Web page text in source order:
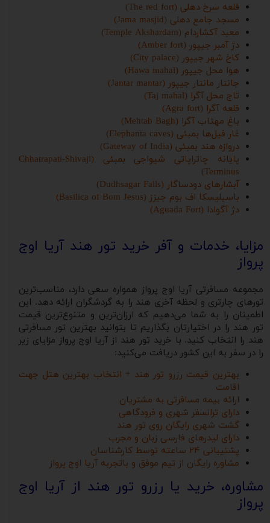
قلعه سرخ دهلی (The red fort)
مسجد جامع دهلی (Jama masjid)
معبد آکشاردام (Temple Akshardam)
دژ آمبر جیپور (Amber fort)
کاخ شهر جیپور (City palace)
‌هوا محل جیپور (Hawa mahal)
جانتار مانتار جیپور (Jantar mantar)
تاج محل آگرا (Taj mahal)
قلعه آگرا (Agra fort)
باغ مهتاب آگرا (Mehtab Bagh)
غار فیل‌ها بمبئی (Elephanta caves)
دروازه هند بمبئی (Gateway of India)
پایانه چاتراپاتی شیواجی بمبئی (Chhatrapati-Shivaji
Terminus)
آبشارهای دودساگار (Dudhsagar Falls)
باسیلیسکا اف بوم جیزز (Basilica of Bom Jesus)
دژ آگوادا (Aguada Fort)
مزایا، خدمات و آفر خرید تور هند آریا اوج
پرواز
مجموعه مسافرتی آریا اوج پرواز همواره سعی دارد، مناسب‌ترین
تورهای چارتری و لحظه آخری هند را به گردشگران ارائه دهد. این
اطمینان را به شما می‌دهیم که ارزان‌ترین و متنوع‌ترین قیمت
تور هند را در اختیارتان بگذاریم تا بتوانید بهترین تور مسافرتی
هند را انتخاب کنید. با خرید تور هند از آریا اوج پرواز مزایای زیر
را در سفر به این کشور دریافت می‌کنید:
بهترین قیمت رزرو تور هند + انتخاب بهترین هتل جهت
اقامت
ارائه بیمه مسافرتی به مشتریان
دارای ترانسفر شهری و فرودگاهی
گشت شهری رایگان روی تور هند
دارای لیدرهای فارسی زبان و مجرب
پشتیبانی ۲۴ ساعته توسط کارشناسان
مشاوره رایگان از تیم موفق و باتجربه آریا اوج پرواز
مشاوره، خرید یا رزرو تور هند از آریا اوج
پرواز